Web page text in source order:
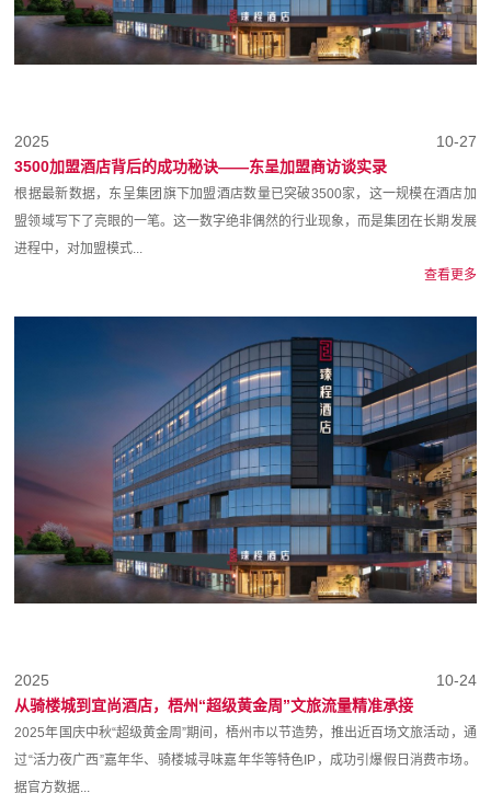
10-27
2025
3500加盟酒店背后的成功秘诀——东呈加盟商访谈实录
根据最新数据，东呈集团旗下加盟酒店数量已突破3500家，这一规模在酒店加
盟领域写下了亮眼的一笔。这一数字绝非偶然的行业现象，而是集团在长期发展
进程中，对加盟模式...
查看更多
10-24
2025
从骑楼城到宜尚酒店，梧州“超级黄金周”文旅流量精准承接
2025年国庆中秋“超级黄金周”期间，梧州市以节造势，推出近百场文旅活动，通
过“活力夜广西”嘉年华、骑楼城寻味嘉年华等特色IP，成功引爆假日消费市场。
据官方数据...